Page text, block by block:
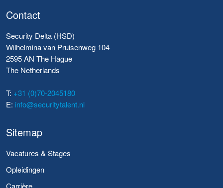
Contact
Security Delta (HSD)
Wilhelmina van Pruisenweg 104
2595 AN The Hague
The Netherlands
T: +31 (0)70-2045180
E: info@securitytalent.nl
Sitemap
Vacatures & Stages
Opleidingen
Carrière